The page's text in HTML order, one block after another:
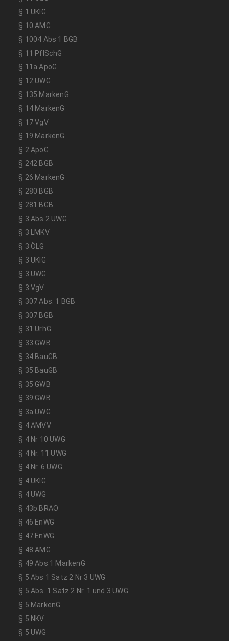
§ 1 UKlG
§ 10 AMG
§ 1004 Abs 1 BGB
§ 11 PflSchG
§ 11a ApoG
§ 12 UWG
§ 135 MarkenG
§ 14 MarkenG
§ 17 VgV
§ 19 MarkenG
§ 2 ApoG
§ 242 BGB
§ 26 MarkenG
§ 280 BGB
§ 281 BGB
§ 3 Abs 2 UWG
§ 3 LMKV
§ 3 ÖLG
§ 3 UKlG
§ 3 UWG
§ 3 VgV
§ 307 Abs. 1 BGB
§ 307 BGB
§ 31 UrhG
§ 33 GWB
§ 34 BauGB
§ 35 BauGB
§ 35 GWB
§ 39 GWB
§ 3a UWG
§ 4 AMVV
§ 4 Nr 10 UWG
§ 4 Nr. 11 UWG
§ 4 Nr. 6 UWG
§ 4 UKlG
§ 4 UWG
§ 43b BRAO
§ 46 EnWG
§ 47 EnWG
§ 48 AMG
§ 49 Abs 1 MarkenG
§ 5 Abs 1 Satz 2 Nr 3 UWG
§ 5 Abs. 1 Satz 2 Nr. 1 und 3 UWG
§ 5 MarkenG
§ 5 NKV
§ 5 UWG